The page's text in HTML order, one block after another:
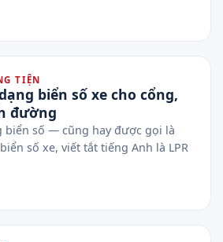
TIỆN
biển số xe cho cổng,
đường
biển số — cũng hay được gọi là
số xe, viết tắt tiếng Anh là LPR